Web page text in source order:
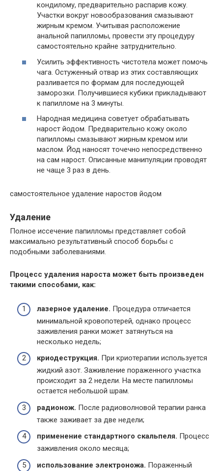
кондилому, предварительно распарив кожу.
Участки вокруг новообразования смазывают
жирным кремом. Учитывая расположение
анальной папилломы, провести эту процедуру
самостоятельно крайне затруднительно.
Усилить эффективность чистотела может помочь
чага. Остуженный отвар из этих составляющих
разливается по формам для последующей
заморозки. Получившиеся кубики прикладывают
к папилломе на 3 минуты.
Народная медицина советует обрабатывать
нарост йодом. Предварительно кожу около
папилломы смазывают жирным кремом или
маслом. Йод наносят точечно непосредственно
на сам нарост. Описанные манипуляции проводят
не чаще 3 раз в день.
самостоятельное удаление наростов йодом
Удаление
Полное иссечение папилломы представляет собой
максимально результативный способ борьбы с
подобными заболеваниями.
Процесс удаления нароста может быть произведен
такими способами, как:
лазерное удаление. Процедура отличается
минимальной кровопотерей, однако процесс
заживления ранки может затянуться на
несколько недель;
криодеструкция. При криотерапии используется
жидкий азот. Заживление пораженного участка
происходит за 2 недели. На месте папилломы
остается небольшой шрам.
радионож. После радиоволновой терапии ранка
также заживает за две недели;
применение стандартного скальпеля. Процесс
заживления около месяца;
использование электроножа. Пораженный